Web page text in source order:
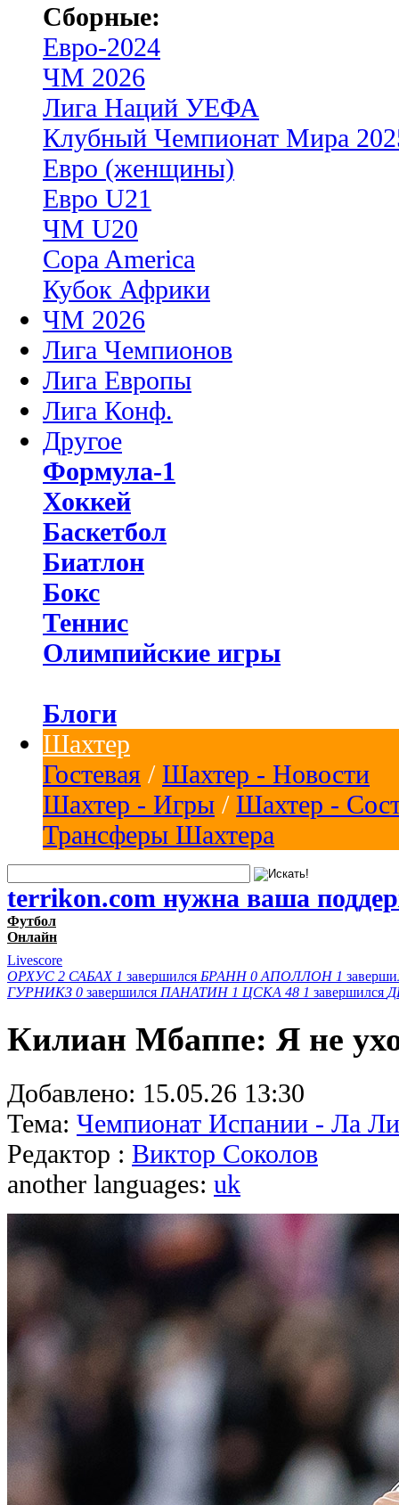
Сборные:
Евро-2024
ЧМ 2026
Лига Наций УЕФА
Клубный Чемпионат Мира
Евро (женщины)
Евро U21
ЧМ U20
Copa America
Кубок Африки
ЧМ 2026
Лига Чемпионов
Лига Европы
Лига Конф.
Другое
Формула-1
Хоккей
Баскетбол
Биатлон
Бокс
Теннис
Олимпийские игры
Блоги
Шахтер
Гостевая / Шахтер - Новости
Шахтер - Игры / Шахтер -
Трансферы Шахтера
terrikon.com нужна ваша
Футбол
Онлайн
Livescore
ОРХУС 2 САБАХ 1 завершился БРАНН 0 АПОЛЛОН 1
ГУРНИКЗ 0 завершился ПАНАТИН 1 ЦСКА 48 1 завершился
Килиан Мбаппе: Я не
Добавлено: 15.05.26 13:30
Тема: Чемпионат Испании - Ла
Редактор : Виктор Соколов
another languages: uk